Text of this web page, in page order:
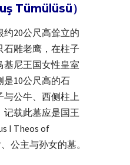
Tümülüsü）
20公尺高耸立的
石雕老鹰，在柱子
基尼王国女性皇室
是10公尺高的石
与公牛、西侧柱上
记载此墓应是国王
I Theos of
公主与孙女的墓。